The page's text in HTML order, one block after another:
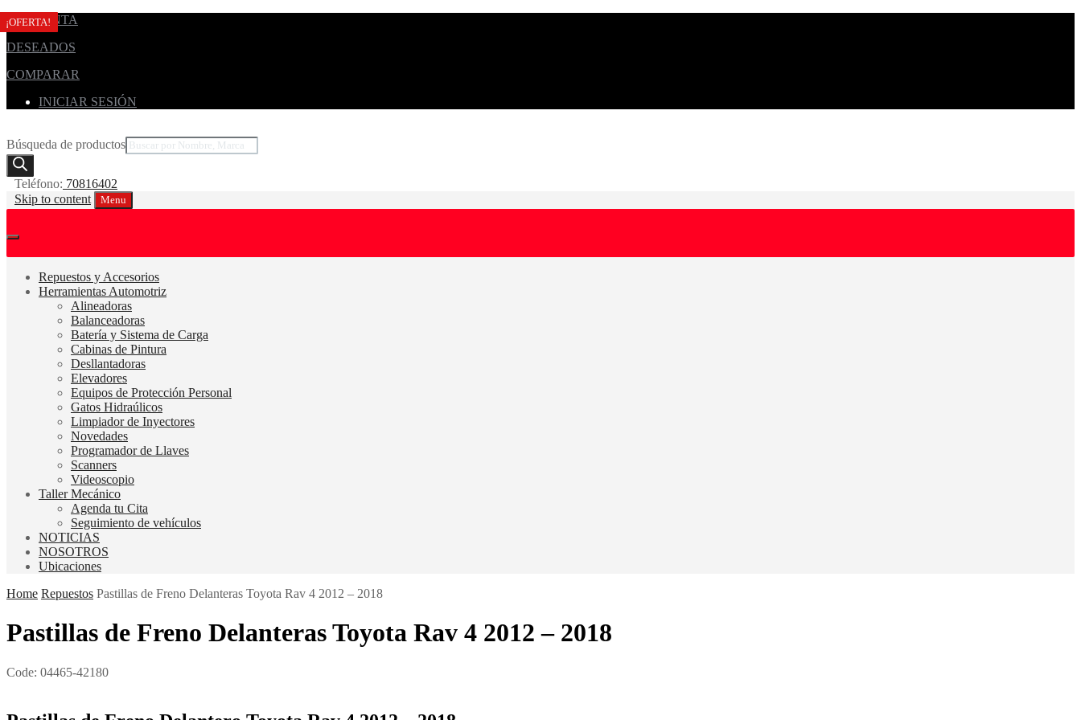
MI CUENTA
DESEADOS
COMPARAR
INICIAR SESIÓN
Búsqueda de productos
Teléfono: 70816402
Skip to content
Menu
Repuestos y Accesorios
Herramientas Automotriz
Alineadoras
Balanceadoras
Batería y Sistema de Carga
Cabinas de Pintura
Desllantadoras
Elevadores
Equipos de Protección Personal
Gatos Hidraúlicos
Limpiador de Inyectores
Novedades
Programador de Llaves
Scanners
Videoscopio
Taller Mecánico
Agenda tu Cita
Seguimiento de vehículos
NOTICIAS
NOSOTROS
Ubicaciones
Home Repuestos Pastillas de Freno Delanteras Toyota Rav 4 2012 – 2018
Pastillas de Freno Delanteras Toyota Rav 4 2012 – 2018
Code: 04465-42180
¡OFERTA!
¡OFERTA!
¡OFERTA!
¡OFERTA!